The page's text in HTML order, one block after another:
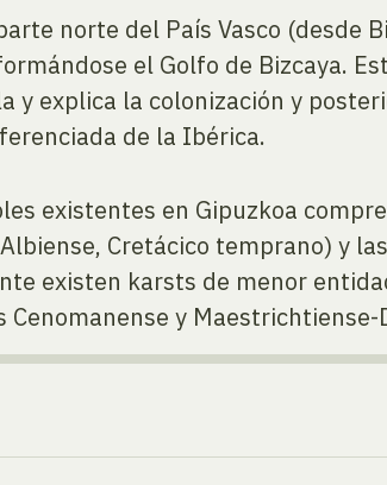
norte del País Vasco (desde
el Golfo de Bizcaya.
explica la colonización y
de la Ibérica.
existentes en Gipuzkoa
Cretácico temprano) y
existen karsts de menor
y Maestrichtiense-